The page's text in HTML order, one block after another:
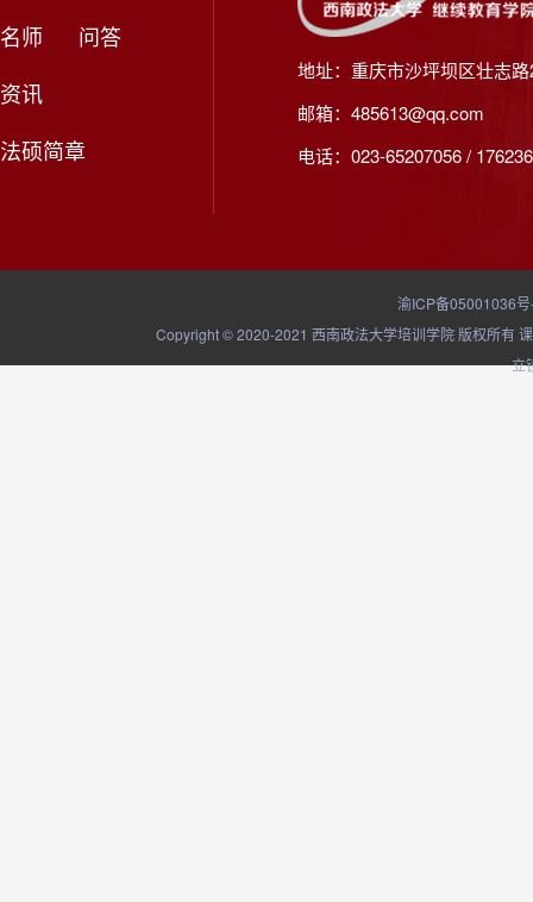
名师
问答
资讯
法硕简章
地址：重庆市沙坪坝区壮志
邮箱：485613@qq.com
电话：023-65207056 /
渝ICP备05001036
Copyright © 2020-2021 西南政法大学培训学院 版权所有
立